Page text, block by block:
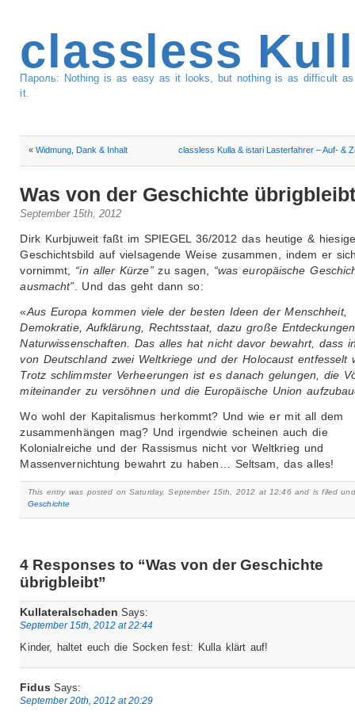
classless
Пароль: Nothing is as easy as it looks, but nothing is as difficult
it.
«Widmung, Dank & Inhalt classless Kulla & istari Lasterfahrer – Auf- &
Was von der Geschichte
September 15th, 2012
Dirk Kurbjuweit faßt im SPIEGEL 36/2012 das heutige & hiesige
Geschichtsbild auf vielsagende Weise zusammen, indem er
vornimmt, “in aller Kürze”zu sagen, “was europäische
ausmacht” . Und das geht dann so:
«Aus Europa kommen viele der besten Ideen der Menschheit,
Demokratie, Aufklärung, Rechtsstaat, dazu große
Naturwissenschaften. Das alles hat nicht davor bewahrt, dass
von Deutschland zwei Weltkriege und der Holocaust entfesselt
Trotz schlimmster Verheerungen ist es danach gelungen, die
miteinander zu versöhnen und die Europäische Union
Wo wohl der Kapitalismus herkommt? Und wie er mit all dem
zusammenhängen mag? Und irgendwie scheinen auch die
Kolonialreiche und der Rassismus nicht vor Weltkrieg und
Massenvernichtung bewahrt zu haben… Seltsam, das alles!
This entry was posted on Saturday, September 15th, 2012 at 12:46 and is filed
Geschichte
4 Responses to “Was von der Geschichte
übrigbleibt”
Kullateralschaden Says:
September 15th, 2012 at 22:44
Kinder, haltet euch die Socken fest: Kulla klärt auf!
Fidus Says:
September 20th, 2012 at 20:29